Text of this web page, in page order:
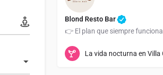
Blond Resto Bar
👉 El plan que siempre funciona
2255 41-5590